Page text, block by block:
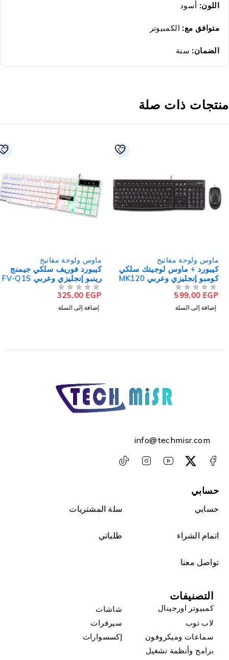
اللون: أسود
متوافق مع: الكمبيوتر
الضمان:سنة
ذات صلة
ماوس ولوحة مفاتيح
كيبورد + ماوس لوجيتك سلكي
كومبو إنجليزي وعربي MK120
599,00EGP
إضافة إلى السلة
ماوس ولوحة مفاتيح
كيبورد فوريف سلكي جيمنج
رينبو إنجليزي وعربي FV-Q1S
325,00EGP
إضافة إلى السلة
info@techmisr.com
حسابي
حسابي سلة المشتريات
اتمام الشراء طلباتي
تواصل معنا
التصنيفات
كمبيوتر اورجينال
شاشات
لاب توب
سيرفرات
سماعات وميكروفون
إكسسوارات
برامج وأنظمة تشغيل